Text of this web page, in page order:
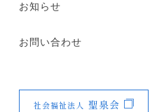
お知らせ
お問い合わせ
社会福祉法人 聖泉会